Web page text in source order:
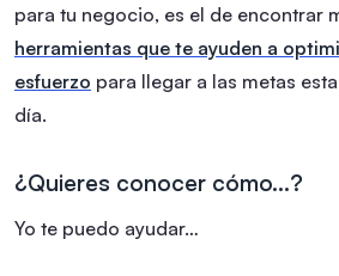
para tu negocio, es el de encontrar
herramientas que te ayuden a
esfuerzo para llegar a las metas
día.
¿Quieres conocer cómo…?
Yo te puedo ayudar…